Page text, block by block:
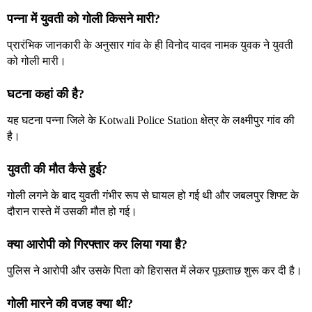
पन्ना में युवती को गोली किसने मारी?
प्रारंभिक जानकारी के अनुसार गांव के ही विनोद यादव नामक युवक ने युवती
को गोली मारी।
घटना कहां की है?
यह घटना पन्ना जिले के Kotwali Police Station क्षेत्र के लक्ष्मीपुर गांव की
है।
युवती की मौत कैसे हुई?
गोली लगने के बाद युवती गंभीर रूप से घायल हो गई थी और जबलपुर शिफ्ट के
दौरान रास्ते में उसकी मौत हो गई।
क्या आरोपी को गिरफ्तार कर लिया गया है?
पुलिस ने आरोपी और उसके पिता को हिरासत में लेकर पूछताछ शुरू कर दी है।
गोली मारने की वजह क्या थी?